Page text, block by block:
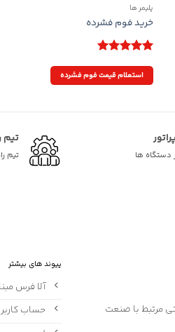
پلیمر ها
خرید فوم فشرده
5
استعلام قیمت فوم فشرده
دستگاه ها
تیم
تیم
پیوند های بیشتر
آلا فرس مبنا
حساب